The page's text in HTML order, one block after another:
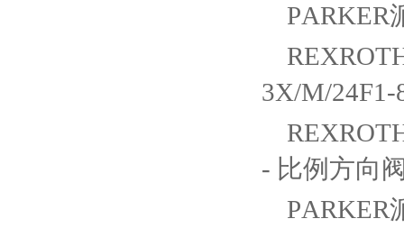
PARKER
3X/M/
- 比例方向
PARKER